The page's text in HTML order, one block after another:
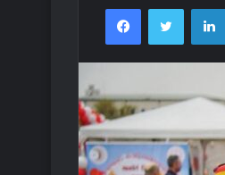
FacebookTwitter